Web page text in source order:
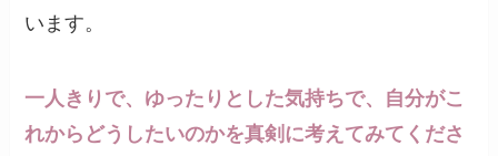
います。
一人きりで、ゆったりとした気持ちで、自分がこ
れからどうしたいのかを真剣に考えてみてくださ